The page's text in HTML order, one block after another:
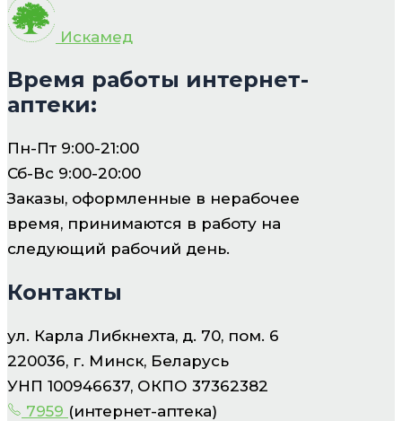
Искамед
Время работы интернет-
аптеки:
Пн-Пт 9:00-21:00
Сб-Вс 9:00-20:00
Заказы, оформленные в нерабочее
время, принимаются в работу на
следующий рабочий день.
Контакты
ул. Карла Либкнехта, д. 70, пом. 6
220036, г. Минск, Беларусь
УНП 100946637, ОКПО 37362382
7959 (интернет-аптека)